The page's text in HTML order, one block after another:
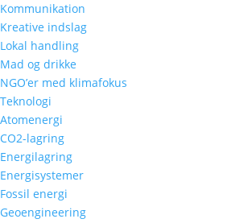
Kommunikation
Kreative indslag
Lokal handling
Mad og drikke
NGO’er med klimafokus
Teknologi
Atomenergi
CO2-lagring
Energilagring
Energisystemer
Fossil energi
Geoengineering